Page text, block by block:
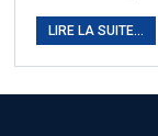
LIRE LA SUITE...